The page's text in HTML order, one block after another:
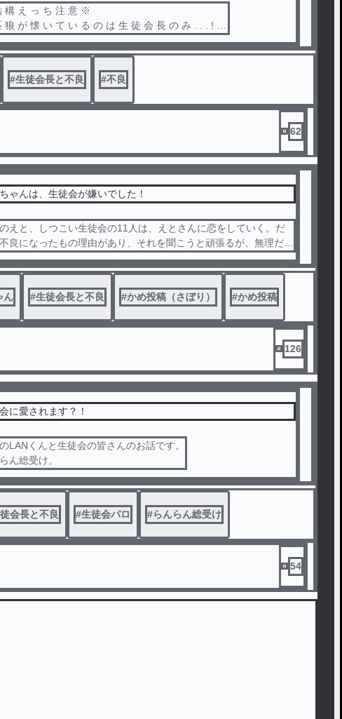
構 え っ ち 注 意 ※
狼 が 懐 い て い る の は 生 徒 会 長 の み . . . ! ? ,
そ も 本 当 に 懐 い て い る の か ! ? ,
#生徒会長と不良 #不良
62
ゃんは、生徒会が嫌いでした！
えと、しつこい生徒会の11人は、えとさんに恋をしていく。だ
良になったもの理由があり、それを聞こうと頑張るが、無理だっ
も、ひとつヒントがあった、同じ不良仲間だった、友達に聞くと
は、辛い過去があって不良になったと言われる。
ん #生徒会長と不良 #かめ投稿（さぼり） #かめ投稿
126
に愛されます？！
LANくんと生徒会の皆さんのお話です。
ん総受け。
会長と不良 #生徒会パロ #らんらん総受け
54